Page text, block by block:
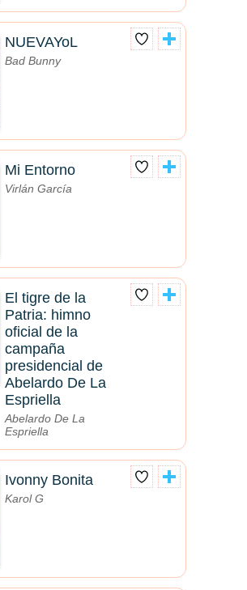
NUEVAYoL
Bad Bunny
Mi Entorno
Virlán García
El tigre de la
Patria: himno
oficial de la
campaña
presidencial de
Abelardo De La
Espriella
Abelardo De La
Espriella
Ivonny Bonita
Karol G